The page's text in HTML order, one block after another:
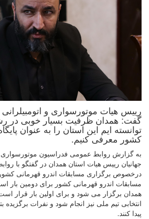
رییس هیات موتورسواری و
گفت: همدان ظرفیت بسیار خوبی در
توانسته ایم این استان را به عنوان
کشور معرفی کنیم.
به گزارش روابط عمومی فدراسیون موتورسواری و
جهانیان رییس هیات استان همدان در گفتگو با
درخصوص برگزاری مسابقات اندرو قهرمانی
مسابقات اندرو قهرمانی کشور برای دومین بار
همدان برگزار می شود و برای اولین بار قرار
انتخابی تیم ملی نیز انجام شود و نفرات برگزیده
پیدا کنند.